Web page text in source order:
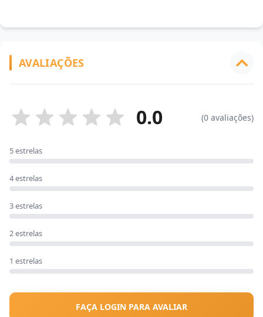
AVALIAÇÕES
0.0 (0 avaliações)
5 estrelas
4 estrelas
3 estrelas
2 estrelas
1 estrelas
FAÇA LOGIN PARA AVALIAR